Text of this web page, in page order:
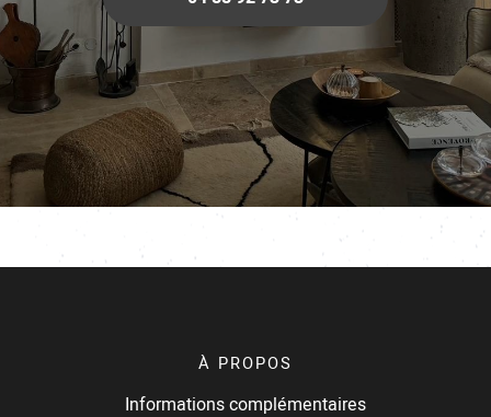
À PROPOS
Informations complémentaires